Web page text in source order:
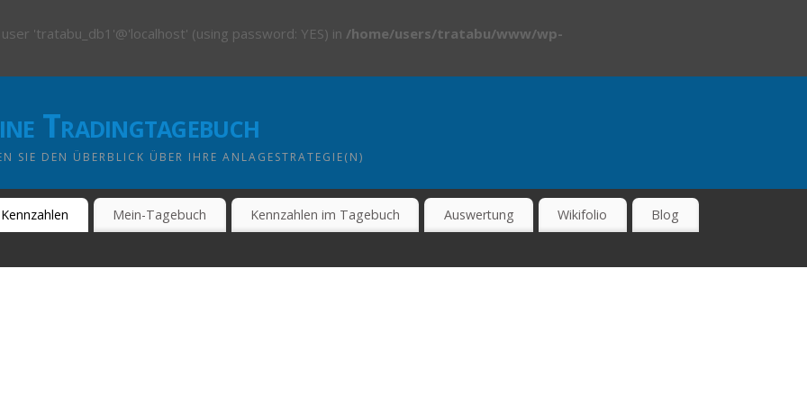
'tratabu_db1'@'localhost' (using password: YES) in /home/users/tratabu/www/wp-
Tradingtagebuch
SIE DEN ÜBERBLICK ÜBER IHRE ANLAGESTRATEGIE(N)
Kennzahlen Mein-Tagebuch Kennzahlen im Tagebuch Auswertung Wikifolio Blog